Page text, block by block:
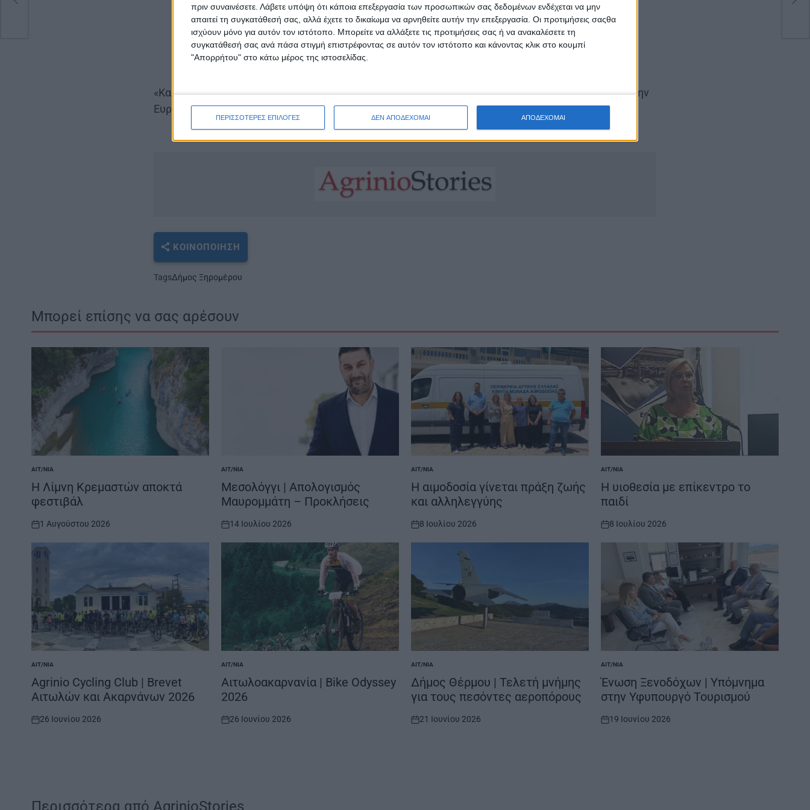
πριν συναινέσετε. Λάβετε υπόψη ότι κάποια επεξεργασία των προσωπικών σας δεδομένων ενδέχεται να μην
απαιτεί τη συγκατάθεσή σας, αλλά έχετε το δικαίωμα να αρνηθείτε αυτήν την επεξεργασία. Οι προτιμήσεις σαςθα
ισχύουν μόνο για αυτόν τον ιστότοπο. Μπορείτε να αλλάξετε τις προτιμήσεις σας ή να ανακαλέσετε τη
συγκατάθεσή σας ανά πάσα στιγμή επιστρέφοντας σε αυτόν τον ιστότοπο και κάνοντας κλικ στο κουμπί
"Απορρήτου" στο κάτω μέρος της ιστοσελίδας.
ΠΕΡΙΣΣΟΤΕΡΕΣ ΕΠΙΛΟΓΕΣ ΔΕΝ ΑΠΟΔΕΧΟΜΑΙ ΑΠΟΔΕΧΟΜΑΙ
«Καλούμε όλους τους πολίτες να συμμετάσχουν στην εκδήλωσή μας και να γιορτάσουμε μαζί μας την
Ευρωπαϊκή Ημέρα της Μουσικής!», καταλήγει η σχετική ενημέρωση.
ΚΟΙΝΟΠΟΊΗΣΗ
TagsΔήμος Ξηρομέρου
Μπορεί επίσης να σας αρέσουν
POSTED
IN
ΑΙΤ/ΝΊΑ
Η Λίμνη Κρεμαστών αποκτά
φεστιβάλ
on
1 Αυγούστου 2026
POSTED
IN
ΑΙΤ/ΝΊΑ
Μεσολόγγι | Απολογισμός
Μαυρομμάτη – Προκλήσεις
on
14 Ιουλίου 2026
POSTED
IN
ΑΙΤ/ΝΊΑ
Η αιμοδοσία γίνεται πράξη ζωής
και αλληλεγγύης
on
8 Ιουλίου 2026
POSTED
IN
ΑΙΤ/ΝΊΑ
Η υιοθεσία με επίκεντρο το
παιδί
on
8 Ιουλίου 2026
POSTED
IN
ΑΙΤ/ΝΊΑ
Agrinio Cycling Club | Brevet
Αιτωλών και Ακαρνάνων 2026
on
26 Ιουνίου 2026
POSTED
IN
ΑΙΤ/ΝΊΑ
Αιτωλοακαρνανία | Bike Odyssey
2026
on
26 Ιουνίου 2026
POSTED
IN
ΑΙΤ/ΝΊΑ
Δήμος Θέρμου | Τελετή μνήμης
για τους πεσόντες αεροπόρους
on
21 Ιουνίου 2026
POSTED
IN
ΑΙΤ/ΝΊΑ
Ένωση Ξενοδόχων | Υπόμνημα
στην Υφυπουργό Τουρισμού
on
19 Ιουνίου 2026
Περισσότερα από AgrinioStories